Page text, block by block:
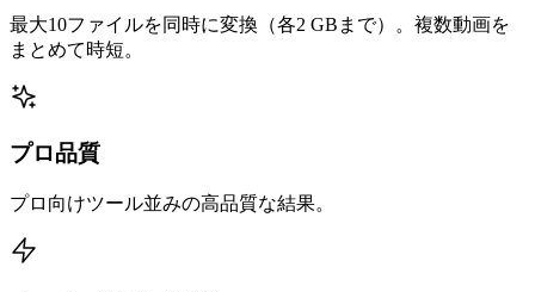
最大10ファイルを同時に変換（各2 GBまで）。複数動画を
まとめて時短。
プロ品質
プロ向けツール並みの高品質な結果。